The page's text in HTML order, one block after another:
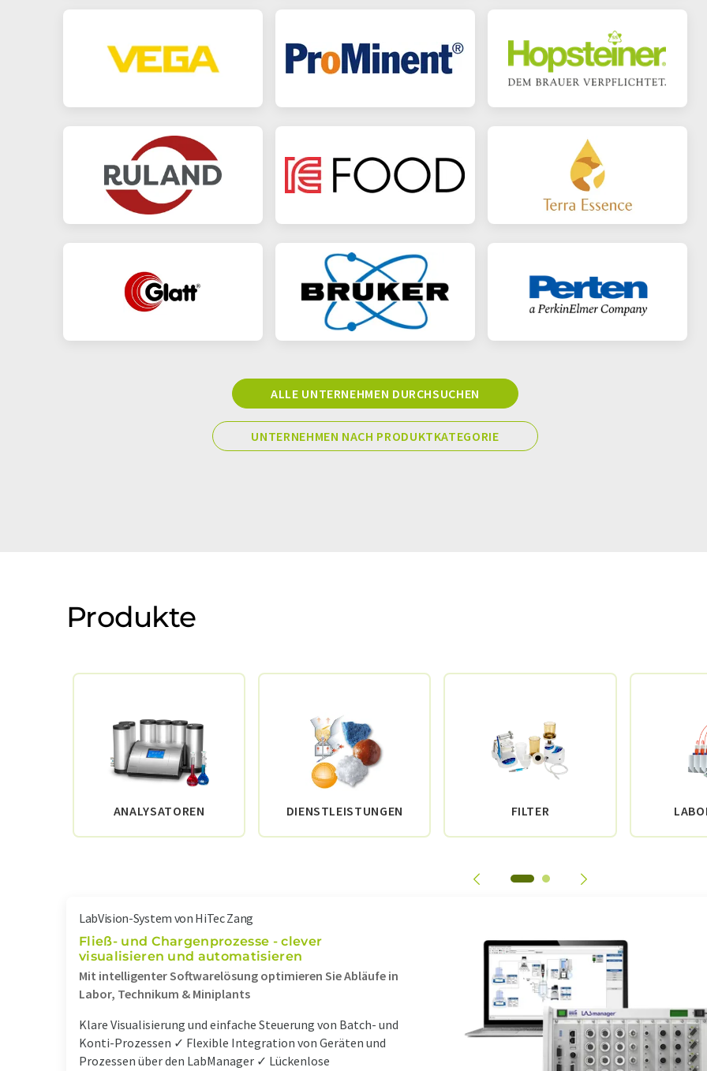
ALLE UNTERNEHMEN DURCHSUCHEN
UNTERNEHMEN NACH PRODUKTKATEGORIE
Produkte
ANALYSATOREN DIENSTLEISTUNGEN FILTER
LabVision-System von HiTec Zang
Fließ- und Chargenprozesse - clever
visualisieren und automatisieren
Mit intelligenter Softwarelösung optimieren Sie Abläufe in
Labor, Technikum & Miniplants
Klare Visualisierung und einfache Steuerung von Batch- und
Konti-Prozessen ✓ Flexible Integration von Geräten und
Prozessen über den LabManager ✓ Lückenlose